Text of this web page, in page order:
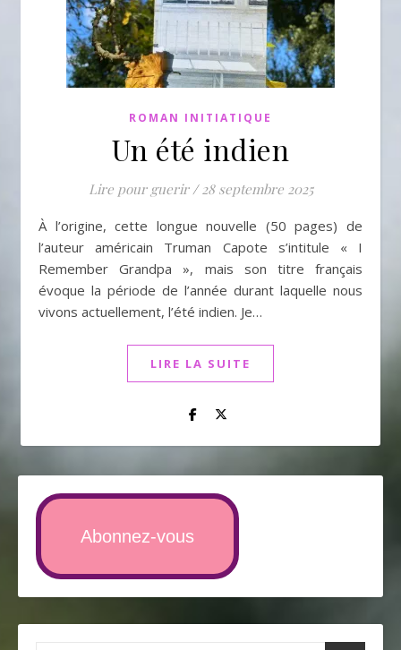
ROMAN INITIATIQUE
Un été indien
Lire pour guerir / 28 septembre 2025
À l’origine, cette longue nouvelle (50 pages) de
l’auteur américain Truman Capote s’intitule « I
Remember Grandpa », mais son titre français
évoque la période de l’année durant laquelle nous
vivons actuellement, l’été indien. Je…
LIRE LA SUITE
Abonnez-vous